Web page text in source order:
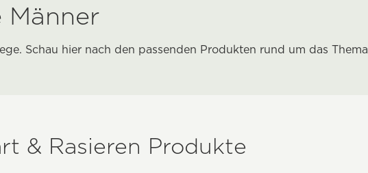
Männer
Schau hier nach den passenden Produkten rund um das Thema
& Rasieren Produkte